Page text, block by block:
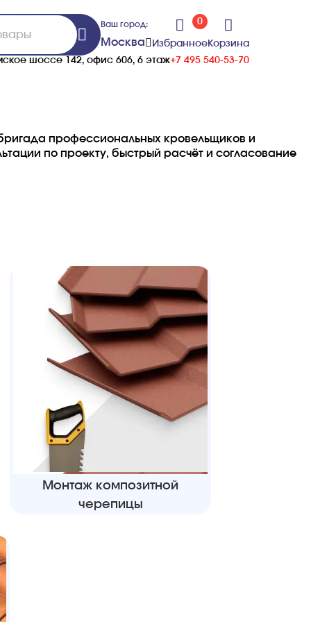
Ваш город:
Москва
0
ИзбранноеКорзина
шоссе 142, офис 606, 6 этаж+7 495 540-53-70
профессиональных кровельщиков и
по проекту, быстрый расчёт и согласование
Монтаж композитной
черепицы